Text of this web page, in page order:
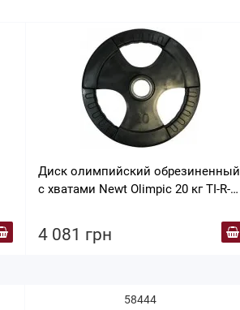
Диск олимпийский обрезиненный
с хватами Newt Olimpic 20 кг TI-R-N-
4 081 грн
58444